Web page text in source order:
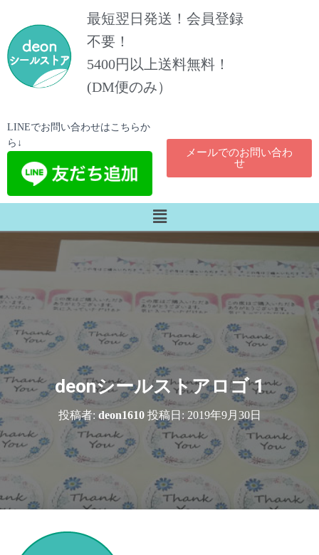
最短翌日発送！会員登録
不要！
5400円以上送料無料！​
(DM便のみ）
LINEでお問い合わせはこちらか
ら↓
メールでのお問い合わ
せ
deonシールストアロゴ 1
投稿者: deon1610投稿日: 2019年9月30日